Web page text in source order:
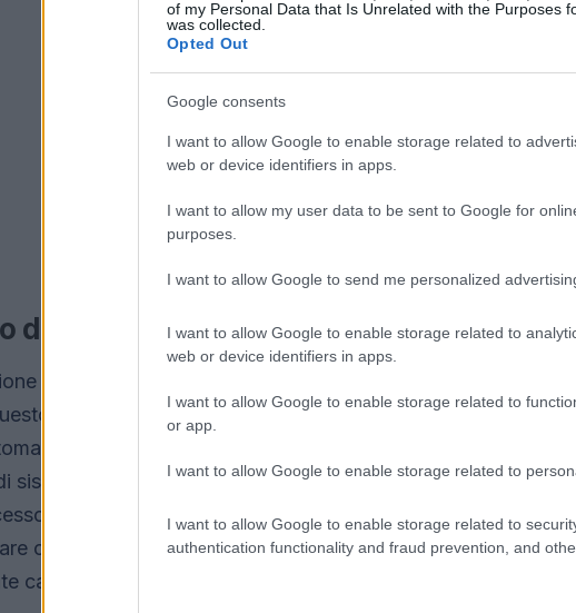
of my Personal Data that Is Unrelated with the Purposes
was collected.
Opted Out
Google consents
I want to allow Google to enable storage related to
web or device identifiers in apps.
I want to allow my user data to be sent to Google for
purposes.
I want to allow Google to send me personalized
I want to allow Google to enable storage related to
web or device identifiers in apps.
I want to allow Google to enable storage related to
or app.
I want to allow Google to enable storage related to
I want to allow Google to enable storage related to
authentication functionality and fraud prevention, and
di Digitalizzazione
può essere vista come il primo passo verso l’innovazione
processo si concentra sull’ottimizzazione dell’efficienza
e la gestione digitale delle informazioni. Per esempio,
sistemi di gestione documentale consente alle PMI di ridurre
ai dati, portando a una maggiore produttività. Tuttavia, è
che la digitalizzazione si limita a migliorare i processi
cambiare la struttura fondamentale dell’organizzazione.